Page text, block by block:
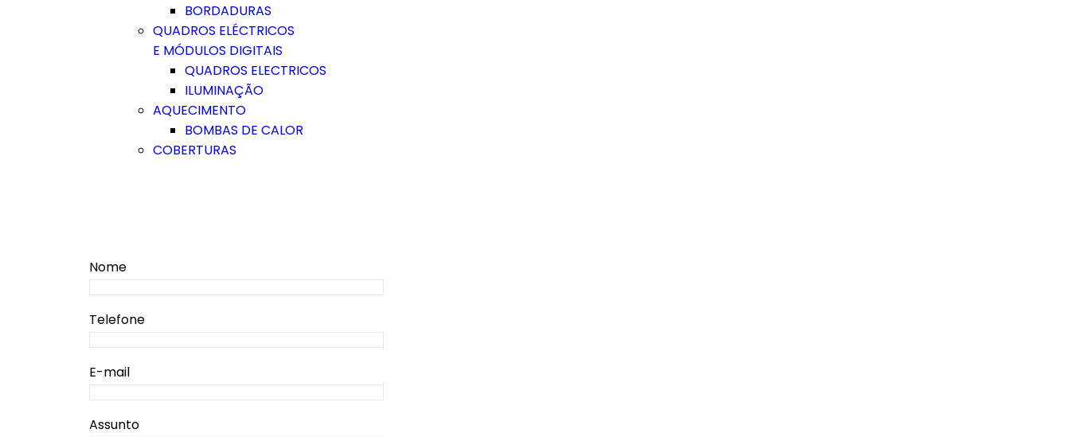
BORDADURAS
QUADROS ELÉCTRICOS
E MÓDULOS DIGITAIS
QUADROS ELECTRICOS
ILUMINAÇÃO
AQUECIMENTO
BOMBAS DE CALOR
COBERTURAS
Nome
Telefone
E-mail
Assunto